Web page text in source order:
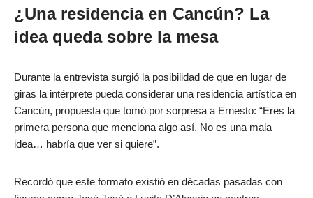
¿Una residencia en Cancún? La
idea queda sobre la mesa
Durante la entrevista surgió la posibilidad de que en lugar de
giras la intérprete pueda considerar una residencia artística en
Cancún, propuesta que tomó por sorpresa a Ernesto: “Eres la
primera persona que menciona algo así. No es una mala
idea… habría que ver si quiere”.
Recordó que este formato existió en décadas pasadas con